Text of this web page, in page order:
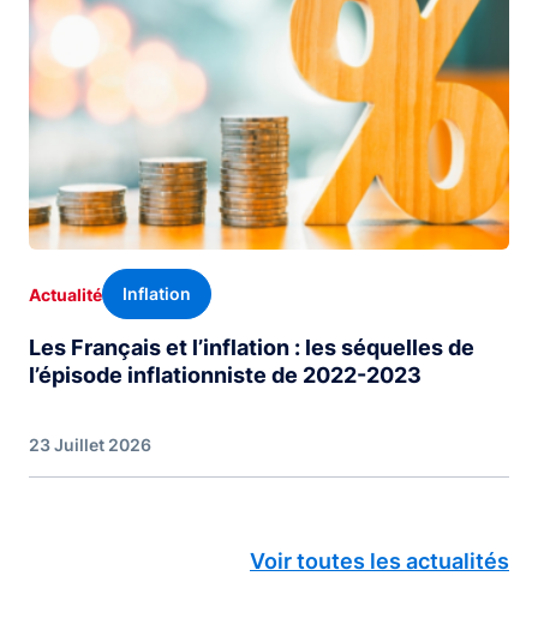
Actualité Inflation
Les Français et l’inflation : les séquelles de
l’épisode inflationniste de 2022-2023
23 Juillet 2026
Voir toutes les actualités